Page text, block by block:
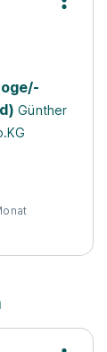
Günther